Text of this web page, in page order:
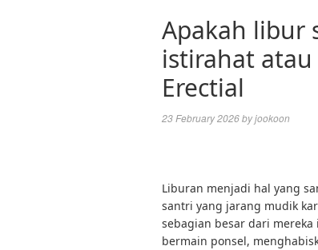
Apakah libur
istirahat atau
Erectial
23 February 2026byjookoon
Liburan menjadi hal yang
santri yang jarang mudik
sebagian besar dari
bermain ponsel,